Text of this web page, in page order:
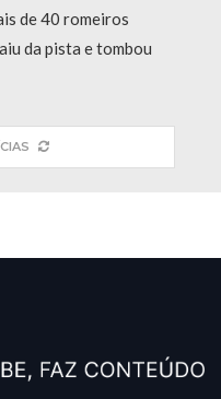
de 40 romeiros
da pista e tombou